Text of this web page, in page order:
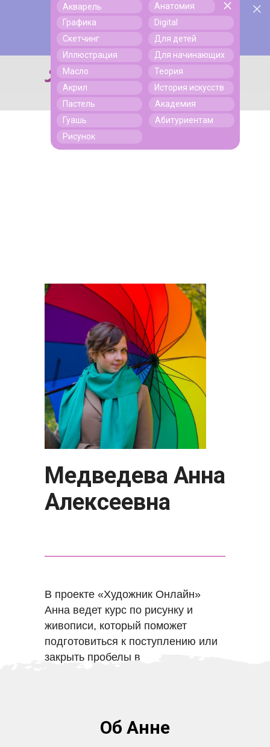
Поиск
Поиск
Акварель
Графика
Скетчинг
Иллюстрация
Масло
Акрил
Пастель
Гуашь
Рисунок
Анатомия
Digital
Для детей
Для начинающих
Теория
История искусств
Академия
Абитуриентам
В проекте «Художник Онлайн»
Анна ведет курс по рисунку и
живописи, который поможет
подготовиться к поступлению или
закрыть пробелы в
Медведева Анна
Алексеевна
Об Анне